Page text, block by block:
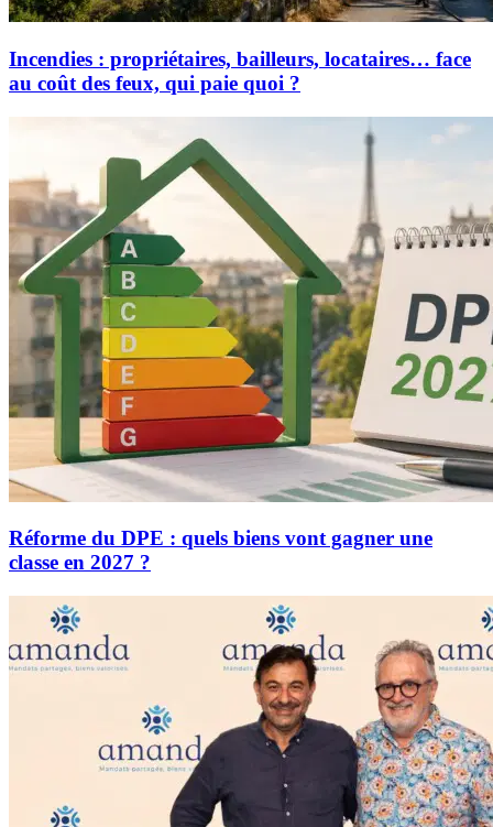
Incendies : propriétaires, bailleurs, locataires… face
au coût des feux, qui paie quoi ?
Réforme du DPE : quels biens vont gagner une
classe en 2027 ?